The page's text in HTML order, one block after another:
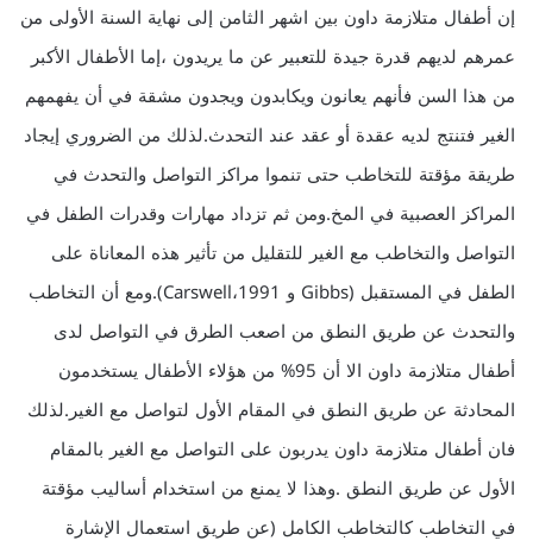
إن أطفال متلازمة داون بين اشهر الثامن إلى نهاية السنة الأولى من
عمرهم لديهم قدرة جيدة للتعبير عن ما يريدون ،إما الأطفال الأكبر
من هذا السن فأنهم يعانون ويكابدون ويجدون مشقة في أن يفهمهم
الغير فتنتج لديه عقدة أو عقد عند التحدث.لذلك من الضروري إيجاد
طريقة مؤقتة للتخاطب حتى تنموا مراكز التواصل والتحدث في
المراكز العصبية في المخ.ومن ثم تزداد مهارات وقدرات الطفل في
التواصل والتخاطب مع الغير للتقليل من تأثير هذه المعاناة على
الطفل في المستقبل (Gibbs و Carswell،1991).ومع أن التخاطب
والتحدث عن طريق النطق من اصعب الطرق في التواصل لدى
أطفال متلازمة داون الا أن 95% من هؤلاء الأطفال يستخدمون
المحادثة عن طريق النطق في المقام الأول لتواصل مع الغير.لذلك
فان أطفال متلازمة داون يدربون على التواصل مع الغير بالمقام
الأول عن طريق النطق .وهذا لا يمنع من استخدام أساليب مؤقتة
في التخاطب كالتخاطب الكامل (عن طريق استعمال الإشارة